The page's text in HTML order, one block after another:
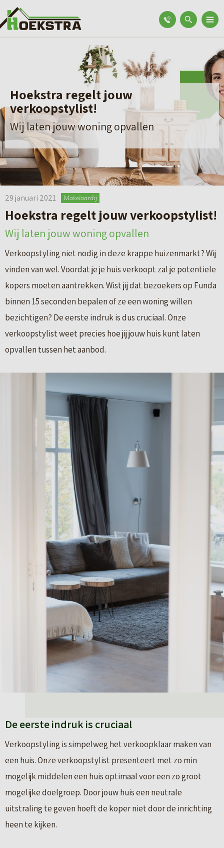
Hoekstra regelt jouw
verkoopstylist!
Wij laten jouw woning opvallen
29 januari 2021 Makelaardij
Hoekstra regelt jouw verkoopstylist!
Wij laten jouw woning opvallen
Verkoopstyling niet nodig in deze krappe huizenmarkt? Wij
vinden van wel. Voordat je je huis verkoopt zal je potentiele
kopers moeten aantrekken. Wist jij dat bezoekers op Funda
binnen 15 seconden bepalen of ze een woning willen
bezichtigen? De eerste indruk is dus cruciaal. Onze
verkoopstylist weet precies hoe jij jouw huis kunt laten
opvallen tussen het aanbod.
De eerste indruk is cruciaal
Verkoopstyling is simpelweg het verkoopklaar maken van
een huis. Onze verkoopstylist presenteert met zo min
mogelijk middelen een huis optimaal voor een zo groot
mogelijke doelgroep. Door jouw huis een neutrale
uitstraling te geven hoeft de koper niet door de inrichting
heen te kijken.